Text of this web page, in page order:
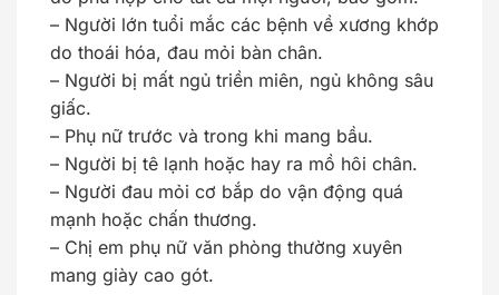
– Người lớn tuổi mắc các bệnh về xương khớp
do thoái hóa, đau mỏi bàn chân.
– Người bị mất ngủ triền miên, ngủ không sâu
giấc.
– Phụ nữ trước và trong khi mang bầu.
– Người bị tê lạnh hoặc hay ra mồ hôi chân.
– Người đau mỏi cơ bắp do vận động quá
mạnh hoặc chấn thương.
– Chị em phụ nữ văn phòng thường xuyên
mang giày cao gót.